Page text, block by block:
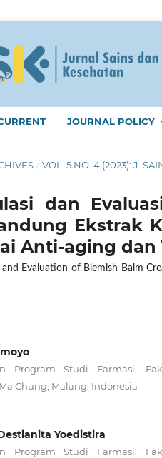
JOURNAL POLICY
/ VOL. 5 NO. 4 (2023): J.
dan
Ekstrak
Anti-aging dan
Evaluation of Blemish Balm
Program Studi Farmasi,
Chung, Malang, Indonesia
Yoedistira
Program Studi Farmasi,